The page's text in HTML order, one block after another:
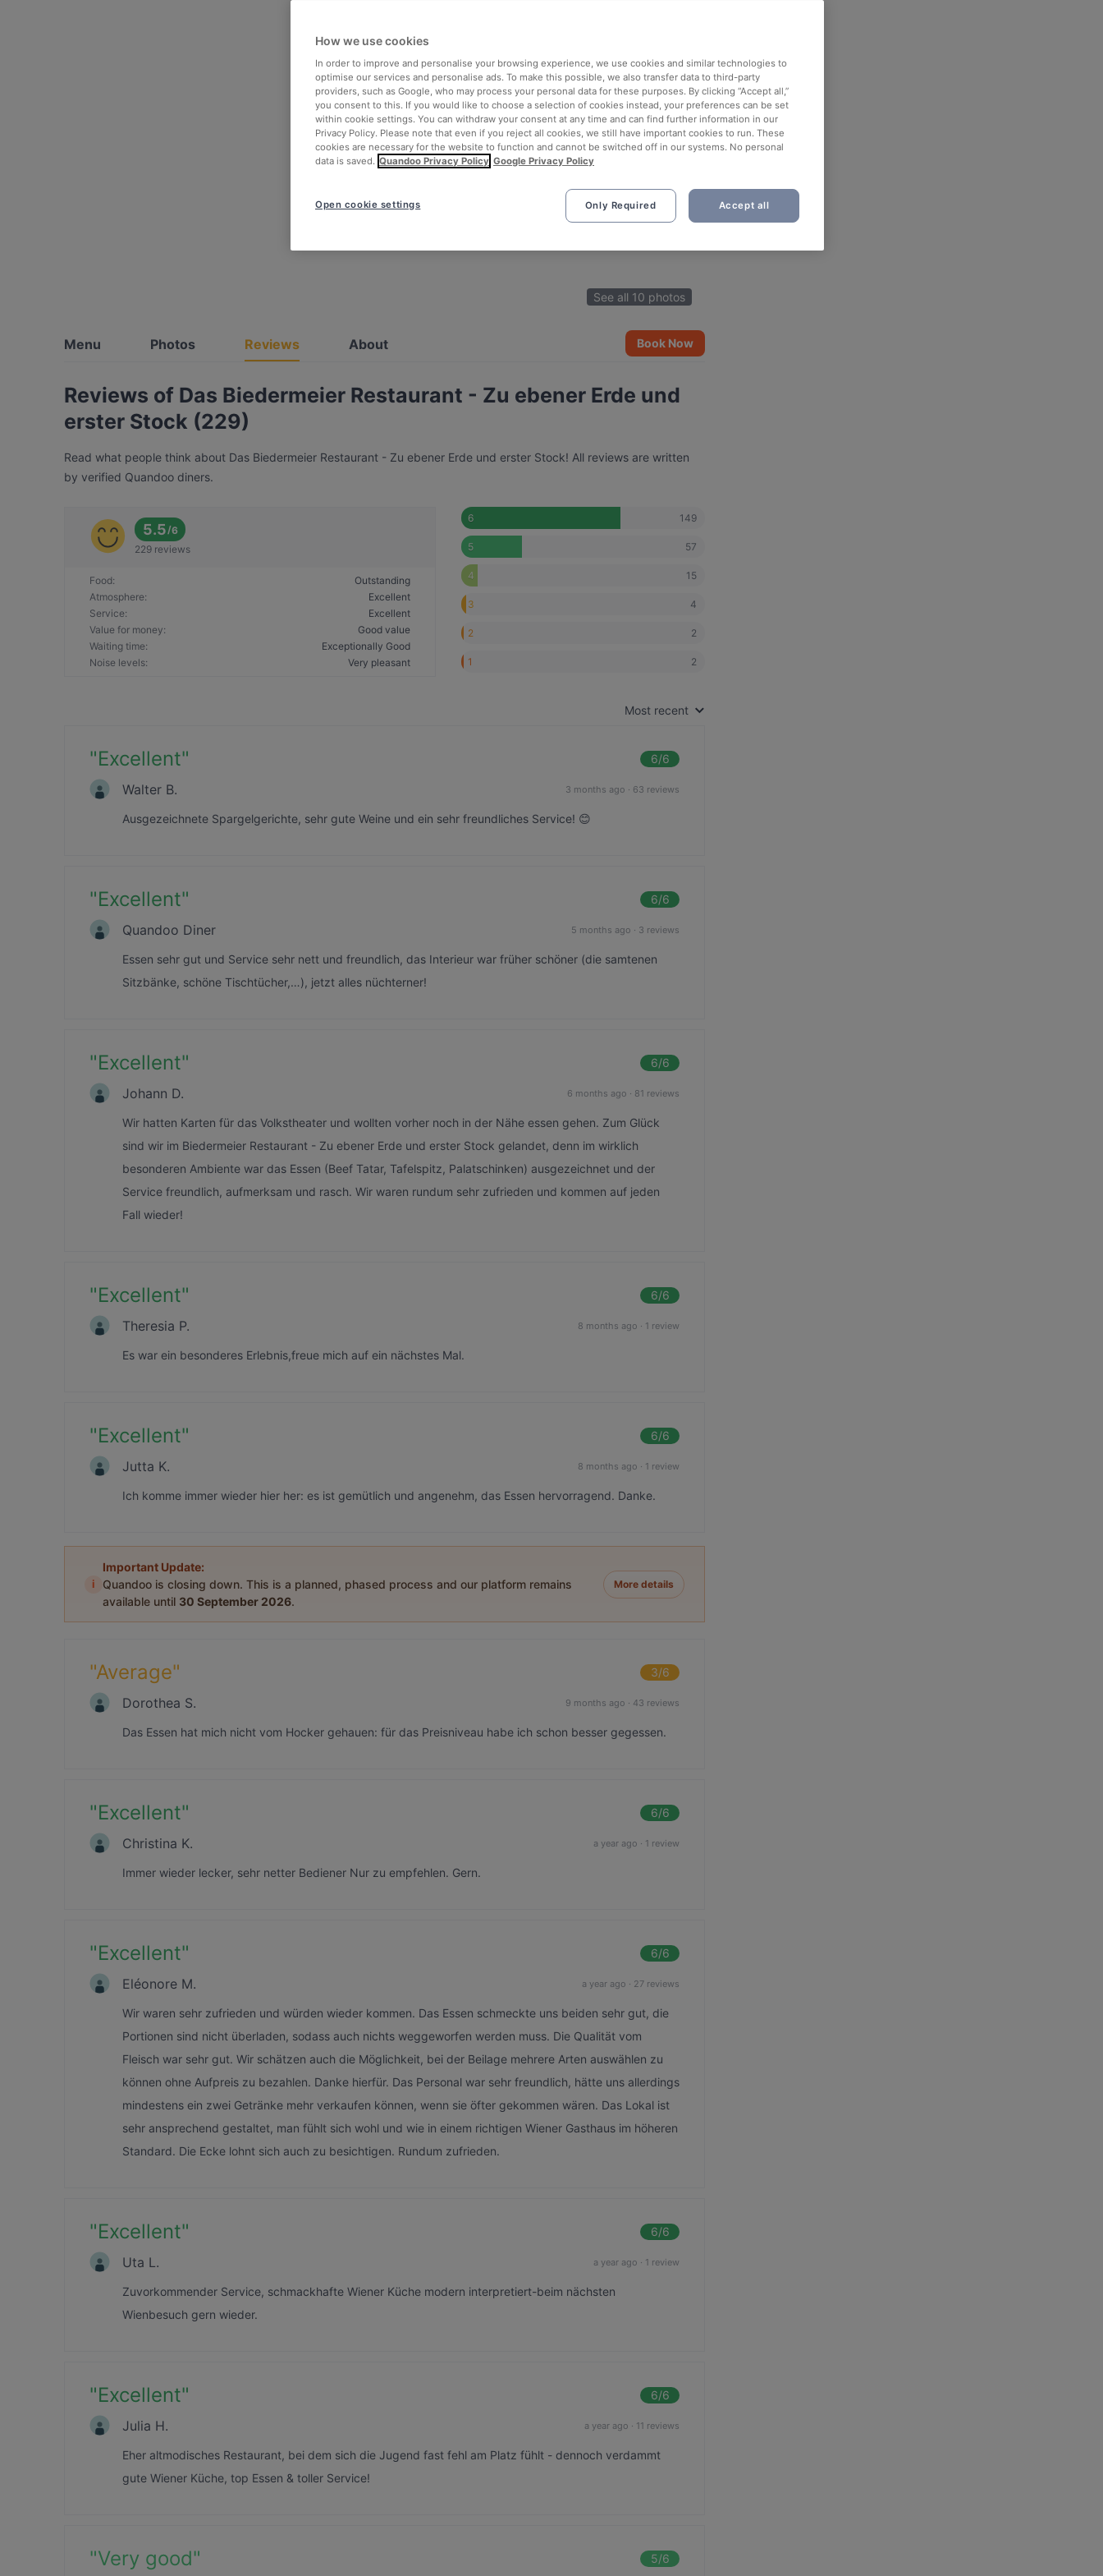
See all 10 photos
Menu Photos Reviews About Book Now
Reviews of Das Biedermeier Restaurant - Zu ebener Erde und
erster Stock (229)
Read what people think about Das Biedermeier Restaurant - Zu ebener Erde und erster Stock! All reviews are written
by verified Quandoo diners.
5.5/6
229 reviews
Food:
Outstanding
Atmosphere:
Excellent
Service:
Excellent
Value for money:
Good value
Waiting time:
Exceptionally Good
Noise levels: Very pleasant
6 149
5 57
4 15
3 4
2 2
1 2
Most recent
"Excellent" 6/6
Walter B. 3 months ago · 63 reviews
Ausgezeichnete Spargelgerichte, sehr gute Weine und ein sehr freundliches Service! 😊
"Excellent" 6/6
Quandoo Diner 5 months ago · 3 reviews
Essen sehr gut und Service sehr nett und freundlich, das Interieur war früher schöner (die samtenen
Sitzbänke, schöne Tischtücher,…), jetzt alles nüchterner!
"Excellent" 6/6
Johann D. 6 months ago · 81 reviews
Wir hatten Karten für das Volkstheater und wollten vorher noch in der Nähe essen gehen. Zum Glück
sind wir im Biedermeier Restaurant - Zu ebener Erde und erster Stock gelandet, denn im wirklich
besonderen Ambiente war das Essen (Beef Tatar, Tafelspitz, Palatschinken) ausgezeichnet und der
Service freundlich, aufmerksam und rasch. Wir waren rundum sehr zufrieden und kommen auf jeden
Fall wieder!
"Excellent" 6/6
Theresia P. 8 months ago · 1 review
Es war ein besonderes Erlebnis,freue mich auf ein nächstes Mal.
"Excellent" 6/6
Jutta K. 8 months ago · 1 review
Ich komme immer wieder hier her: es ist gemütlich und angenehm, das Essen hervorragend. Danke.
i
Important Update:
Quandoo is closing down. This is a planned, phased process and our platform remains
available until 30 September 2026.
More details
"Average" 3/6
Dorothea S. 9 months ago · 43 reviews
Das Essen hat mich nicht vom Hocker gehauen: für das Preisniveau habe ich schon besser gegessen.
"Excellent" 6/6
Christina K. a year ago · 1 review
Immer wieder lecker, sehr netter Bediener Nur zu empfehlen. Gern.
"Excellent" 6/6
Eléonore M. a year ago · 27 reviews
Wir waren sehr zufrieden und würden wieder kommen. Das Essen schmeckte uns beiden sehr gut, die
Portionen sind nicht überladen, sodass auch nichts weggeworfen werden muss. Die Qualität vom
Fleisch war sehr gut. Wir schätzen auch die Möglichkeit, bei der Beilage mehrere Arten auswählen zu
können ohne Aufpreis zu bezahlen. Danke hierfür. Das Personal war sehr freundlich, hätte uns allerdings
mindestens ein zwei Getränke mehr verkaufen können, wenn sie öfter gekommen wären. Das Lokal ist
sehr ansprechend gestaltet, man fühlt sich wohl und wie in einem richtigen Wiener Gasthaus im höheren
Standard. Die Ecke lohnt sich auch zu besichtigen. Rundum zufrieden.
"Excellent" 6/6
Uta L. a year ago · 1 review
Zuvorkommender Service, schmackhafte Wiener Küche modern interpretiert-beim nächsten
Wienbesuch gern wieder.
"Excellent" 6/6
Julia H. a year ago · 11 reviews
Eher altmodisches Restaurant, bei dem sich die Jugend fast fehl am Platz fühlt - dennoch verdammt
gute Wiener Küche, top Essen & toller Service!
"Very good" 5/6
How we use cookies
In order to improve and personalise your browsing experience, we use cookies and similar technologies to
optimise our services and personalise ads. To make this possible, we also transfer data to third-party
providers, such as Google, who may process your personal data for these purposes. By clicking “Accept all,”
you consent to this. If you would like to choose a selection of cookies instead, your preferences can be set
within cookie settings. You can withdraw your consent at any time and can find further information in our
Privacy Policy. Please note that even if you reject all cookies, we still have important cookies to run. These
cookies are necessary for the website to function and cannot be switched off in our systems. No personal
data is saved. Quandoo Privacy Policy Google Privacy Policy
Only Required Accept all
Open cookie settings